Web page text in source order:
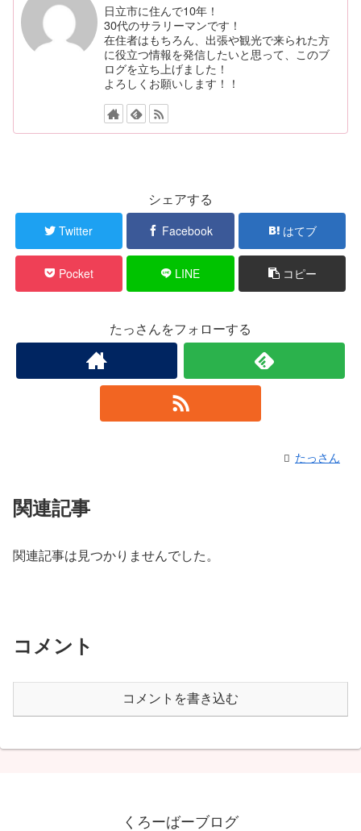
日立市に住んで10年！
30代のサラリーマンです！
在住者はもちろん、出張や観光で来られた方
に役立つ情報を発信したいと思って、このブ
ログを立ち上げました！
よろしくお願いします！！
シェアする
Twitter Facebook はてブ
Pocket LINE コピー
たっさんをフォローする
たっさん
関連記事
関連記事は見つかりませんでした。
コメント
コメントを書き込む
くろーばーブログ